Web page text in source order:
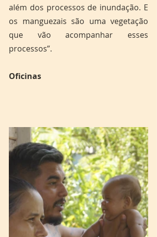
além dos processos de inundação. E
os manguezais são uma vegetação
que vão acompanhar esses
processos”.
Oficinas